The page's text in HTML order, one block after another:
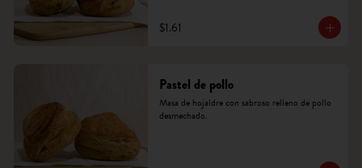
$1.61
Pastel de pollo
Masa de hojaldre con sabroso relleno de pollo
desmechado.